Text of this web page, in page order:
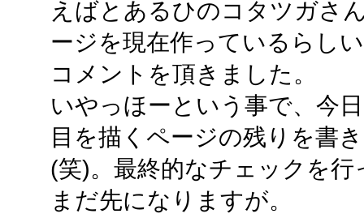
えばとあるひのコタツガさ
ージを現在作っているらし
コメントを頂きました。
いやっほーという事で、今
目を描くページの残りを書
(笑)。最終的なチェックを
まだ先になりますが。